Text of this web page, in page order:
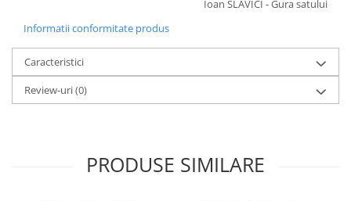
Ioan SLAVICI - Gura satului
Informatii conformitate produs
Caracteristici
Review-uri(0)
PRODUSE SIMILARE